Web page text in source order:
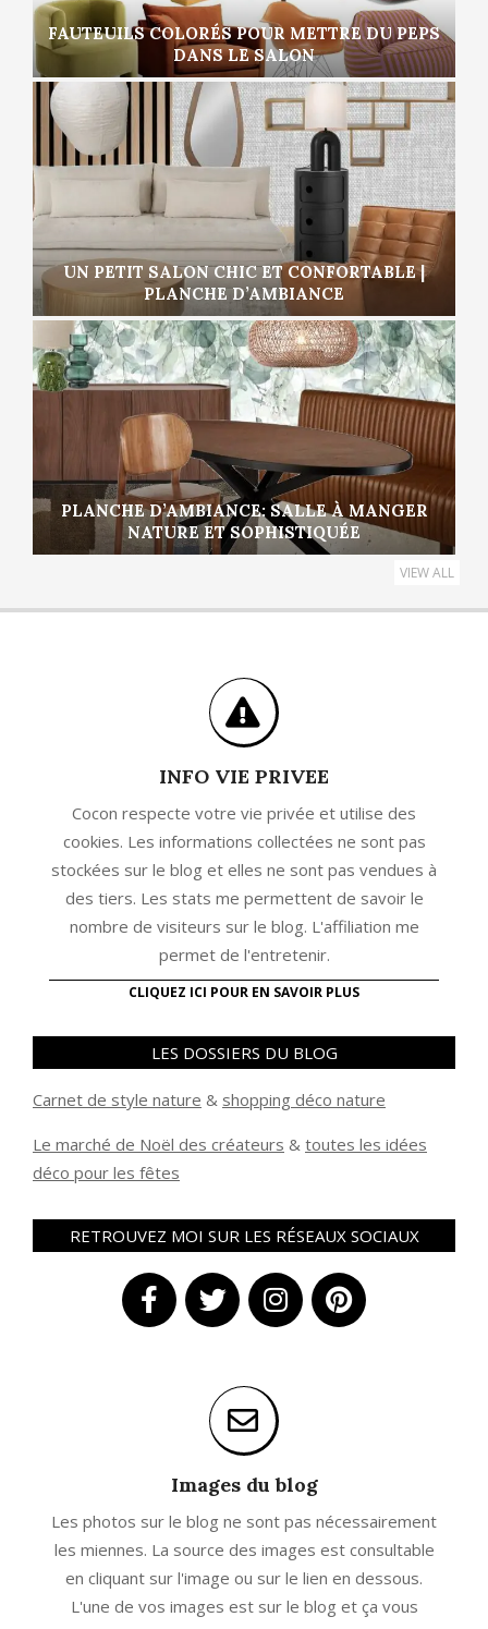
FAUTEUILS COLORÉS POUR METTRE DU PEPS
DANS LE SALON
UN PETIT SALON CHIC ET CONFORTABLE |
PLANCHE D’AMBIANCE
PLANCHE D’AMBIANCE: SALLE À MANGER
NATURE ET SOPHISTIQUÉE
VIEW ALL
INFO VIE PRIVEE
Cocon respecte votre vie privée et utilise des
cookies. Les informations collectées ne sont pas
stockées sur le blog et elles ne sont pas vendues à
des tiers. Les stats me permettent de savoir le
nombre de visiteurs sur le blog. L'affiliation me
permet de l'entretenir.
CLIQUEZ ICI POUR EN SAVOIR PLUS
LES DOSSIERS DU BLOG
Carnet de style nature & shopping déco nature
Le marché de Noël des créateurs & toutes les idées
déco pour les fêtes
RETROUVEZ MOI SUR LES RÉSEAUX SOCIAUX
Images du blog
Les photos sur le blog ne sont pas nécessairement
les miennes. La source des images est consultable
en cliquant sur l'image ou sur le lien en dessous.
L'une de vos images est sur le blog et ça vous